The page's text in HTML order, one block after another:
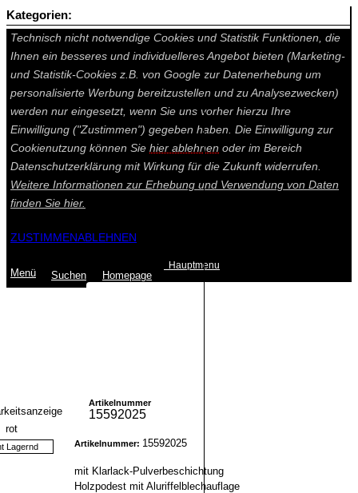
Auf dieser Seite werden technisch notwendige Cookies gesetzt.
Technisch nicht notwendige Cookies und Statistik Funktionen, die
Ihnen ein besseres und individuelleres Angebot bieten (Marketing-
und Statistik-Cookies z.B. von Google zur Datenerhebung um
personalisierte Werbung bereitzustellen und zu Analysezwecken)
werden nur eingesetzt, wenn Sie uns vorher hierzu Ihre
Einwilligung ("Zustimmen") gegeben haben. Die Einwilligung zur
Cookienutzung können Sie hier ablehnen oder im Bereich
Datenschutzerklärung mit Wirkung für die Zukunft widerrufen.
Weitere Informationen zur Erhebung und Verwendung von Daten
finden Sie hier.
ZUSTIMMENABLEHNEN
Menü Suchen Homepage
Hauptmenu
Lagernd
Artikelnummer
15592025
Artikelnummer: 15592025
mit Klarlack-Pulverbeschichtung
Holzpodest mit Aluriffelblechauflage
Kategorien: